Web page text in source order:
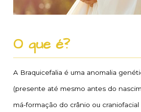
O que é?
A Braquicefalia é uma anomalia
(presente até mesmo antes do
má-formação do crânio ou